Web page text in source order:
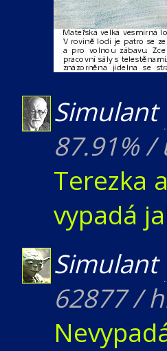
Simulant
87.91% /
Terezka
vypadá
Simulant
62877 /